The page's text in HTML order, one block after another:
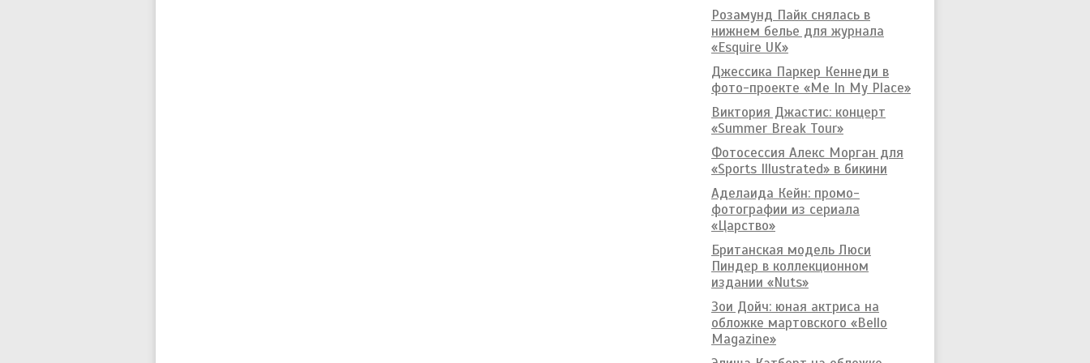
Розамунд Пайк снялась в
нижнем белье для журнала
«Esquire UK»
Джессика Паркер Кеннеди в
фото-проекте «Me In My Place»
Виктория Джастис: концерт
«Summer Break Tour»
Фотосессия Алекс Морган для
«Sports Illustrated» в бикини
Аделаида Кейн: промо-
фотографии из сериала
«Царство»
Британская модель Люси
Пиндер в коллекционном
издании «Nuts»
Зои Дойч: юная актриса на
обложке мартовского «Bello
Magazine»